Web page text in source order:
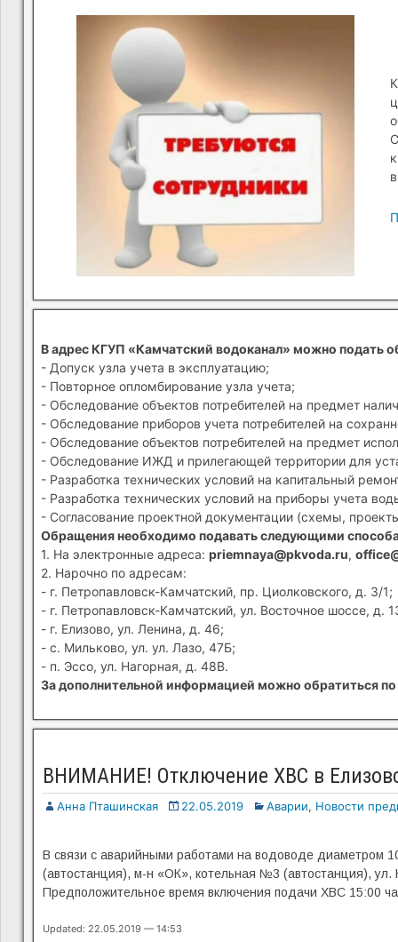
В адрес КГУП «Камчатский водоканал» можно подать
- Допуск узла учета в эксплуатацию;
- Повторное опломбирование узла учета;
- Обследование объектов потребителей на предмет
- Обследование приборов учета потребителей на
- Обследование объектов потребителей на предмет
- Обследование ИЖД и прилегающей территории для
- Разработка технических условий на капитальный
- Разработка технических условий на приборы учета
- Согласование проектной документации (схемы,
Обращения необходимо подавать следующими
1. На электронные адреса: priemnaya@pkvoda.ru,
2. Нарочно по адресам:
- г. Петропавловск-Камчатский, пр. Циолковского, д. 3/1;
- г. Петропавловск-Камчатский, ул. Восточное шоссе, д.
- г. Елизово, ул. Ленина, д. 46;
- с. Мильково, ул. ул. Лазо, 47Б;
- п. Эссо, ул. Нагорная, д. 48В.
За дополнительной информацией можно обратиться
ВНИМАНИЕ! Отключение ХВС в
Анна Пташинская 22.05.2019 Аварии, Новости
В связи с аварийными работами на водоводе диаметром
(автостанция), м-н «ОК», котельная №3
Предположительное время включения подачи ХВС 15:00
Updated: 22.05.2019 — 14:53